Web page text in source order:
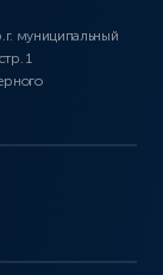
муниципальный
1